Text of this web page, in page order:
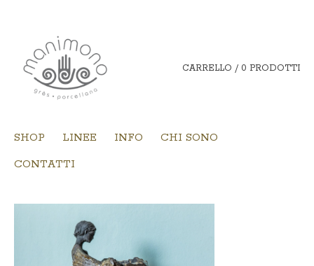
SHOP LINEE INFO
CHI SONO
CONTATTI
CARRELLO / 0 PRODOTTI